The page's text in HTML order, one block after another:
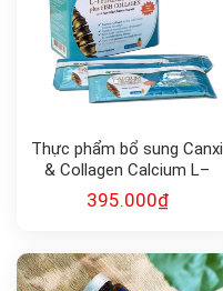
Thực phẩm bổ sung Canxi
& Collagen Calcium L–
Threonate Plus Fish
Collagen and Acerola
Flavour
395.000₫